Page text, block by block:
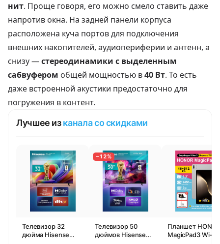
нит. Проще говоря, его можно смело ставить даже
напротив окна. На задней панели корпуса
расположена куча портов для подключения
внешних накопителей, аудиопериферии и антенн, а
снизу —стереодинамики с выделенным
сабвуфером общей мощностью в40 Вт. То есть
даже встроенной акустики предостаточно для
погружения в контент.
Лучшее изканала со скидками
Телевизор 32
дюйма Hisense
−12%
Телевизор 50
дюймов Hisense
Планшет
MagicPad3 Wi-Fi,